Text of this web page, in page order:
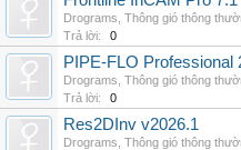
Drograms Thông gió thông
Trả lời:
0
PIPE-FLO Professional
Drograms Thông gió thông
Trả lời:
0
Res2DInv v2026.1
Drograms Thông gió thông